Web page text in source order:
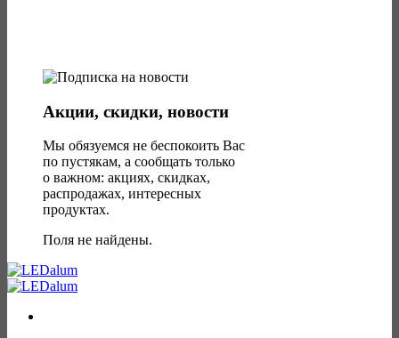
Акции, скидки, новости
Мы обязуемся не беспокоить Вас
по пустякам, а сообщать только
о важном: акциях, скидках,
распродажах, интересных
продуктах.
Поля не найдены.